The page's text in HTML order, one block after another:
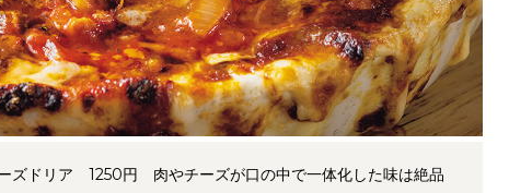
ズドリア 1250円 肉やチーズが口の中で一体化した味は絶品